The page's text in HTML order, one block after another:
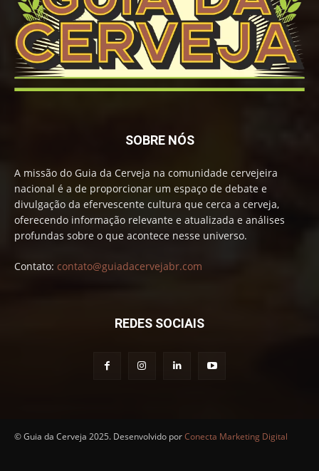
SOBRE NÓS
A missão do Guia da Cerveja na comunidade cervejeira
nacional é a de proporcionar um espaço de debate e
divulgação da efervescente cultura que cerca a cerveja,
oferecendo informação relevante e atualizada e análises
profundas sobre o que acontece nesse universo.
Contato: contato@guiadacervejabr.com
REDES SOCIAIS
© Guia da Cerveja 2025. Desenvolvido porConecta Marketing Digital